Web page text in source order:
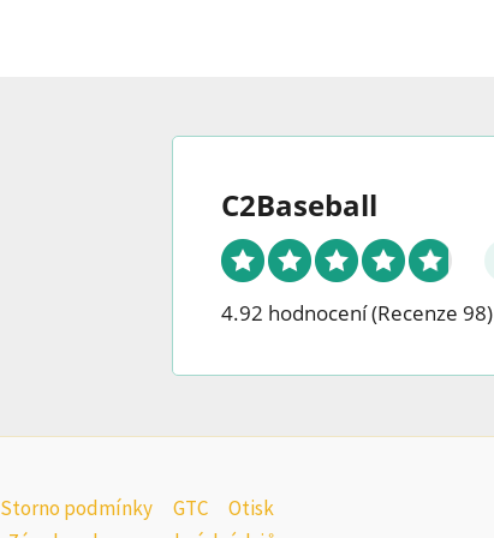
C2Baseball
4.92 hodnocení(Recenze 98)
Storno podmínky GTC
Otisk